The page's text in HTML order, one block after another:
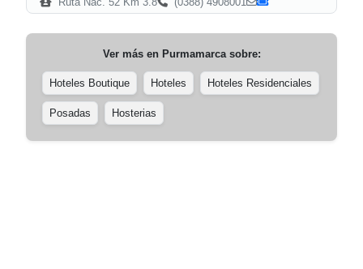
Ver más en Purmamarcasobre:
Hoteles Boutique Hoteles Hoteles Residenciales
Posadas Hosterias